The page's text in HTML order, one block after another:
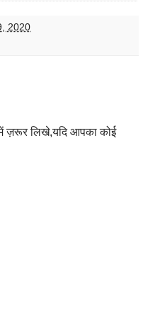
2020
ज़रूर लिखे,यदि आपका कोई